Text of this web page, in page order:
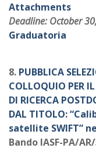
Attachments
Deadline: October
Graduatoria
8. PUBBLICA
COLLOQUIO PER
DI RICERCA
DAL TITOLO:
satellite SWIFT”
Bando IASF-PA/